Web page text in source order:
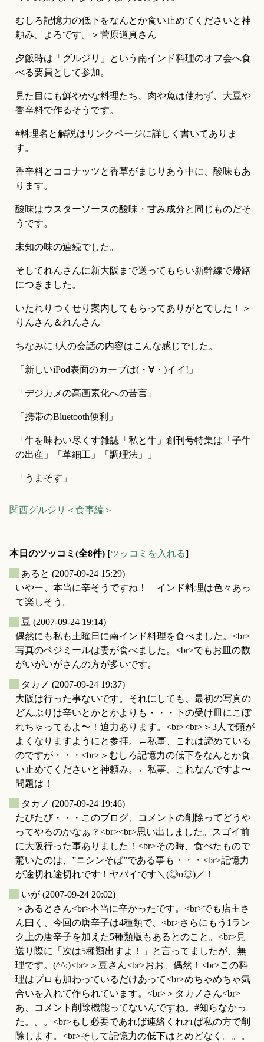
むしろ記憶力の低下をなんとか食い止めてくださいと神
頼み。よろです。＞菅原道真さん
夕飯時は「グルジリ」という南インド料理のオフ会へ食
べる要員として参加。
見た目にも鮮やかな料理たち、肉や魚は使わず、大豆や
香辛料で作るそうです。
#料理名と解説はリンクページに詳しく書いてありま
す。
香辛料とココナッツと香草がまじりあう中に、酸味もあ
ります。
酸味はウスターソースの酸味・甘み成分と同じものだそ
うです。
未知の味の連続でした。
そしてれんさんに新大阪まで送ってもらい新幹線で帰路
につきました。
いたれりつくせり案内してもらってありがとでした！＞
りんさん＆れんさん
ちなみに3人の会話の内容はこんな感じでした。
「新しいiPod表面のカーブは(・∀・)イイ!」
「デジカメの高画素化への苦言」
「携帯のBluetooth便利」
「牛を味わい尽くす雑誌「私と牛」創刊号特集は「子牛
の出産」「革細工」「調理法」」
「うまそす」
関西グルジリ＜食事編＞
本日のツッコミ(全8件) [ツッコミを入れる]
あると (2007-09-24 15:29)
いやー、本当に辛そうですね！ インド料理は色々あっ
て楽しそう。
豆 (2007-09-24 19:14)
偶然にも私も土曜日に南インド料理を食べました。<br>
写真のベジミールは妻が食べました。<br>でもお皿の数
がいがいがさんの方が多いです。
タカノ (2007-09-24 19:37)
大阪は行った事ないです。それにしても、最初の写真の
どんぶりは辛いとかとかよりも・・・下の受け皿にこぼ
れちゃってるよ〜！迫力あります。<br><br>＞3人で頭が
よくなりますようにと参拝。←私事、これは諦めている
のですが・・・<br>＞むしろ記憶力の低下をなんとか食
い止めてくださいと神頼み。←私事、これなんですよ〜
問題は！
タカノ (2007-09-24 19:46)
たびたび・・・このブログ、コメントの削除ってどうや
ってやるのかなぁ？<br><br>思い出しました。スゴイ前
に大阪行った事ありました！<br>その時、食べたもので
驚いたのは、”ニシンそば”である事も・・・<br>記憶力
が途切れ途切れです！ヤバイです＼(◎o◎)／！
いが (2007-09-24 20:02)
＞あるとさん<br>本当に辛かったです。<br>でも店主さ
ん曰く、今回の唐辛子は4種類で、<br>さらにもう1ラン
ク上の唐辛子を加えた5種類版もあるとのこと。<br>見
送り際に「次は5種類出すよ！」と言ってましたが、無
理です。(^^;)<br>＞豆さん<br>おお、偶然！<br>この料
理はプロも加わっているだけあって<br>めちゃめちゃ気
合いを入れて作られています。<br>＞タカノさん<br>
あ、コメント削除機能ってないんですね。#知らなかっ
た。。。<br>もし必要であれば連絡くれれば私の方で削
除します。<br>そして記憶力の低下はとめどなく。。。